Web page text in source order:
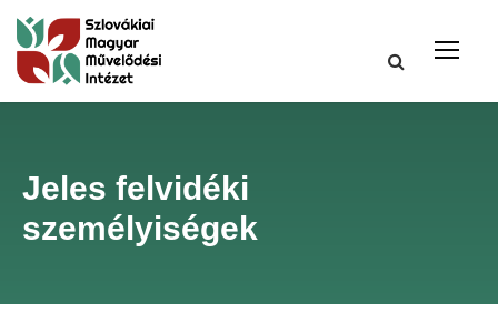
Jeles felvidéki
személyiségek